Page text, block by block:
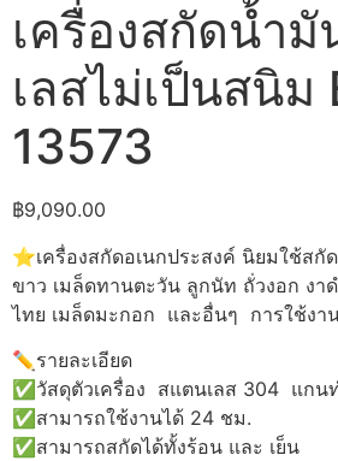
เครื่องสกัดน้ำ
เลสไม่เป็นสนิม
13573
฿9,090.00
⭐เครื่องสกัดอเนกประสงค์ นิยมใช้สกั
ขาว เมล็ดทานตะวัน ลูกนัท ถั่วงอก งา
ไทย เมล็ดมะกอก และอื่นๆ การใช้งา
✏️รายละเอียด
✅วัสดุตัวเครื่อง สแตนเลส 304 แกน
✅สามารถใช้งานได้ 24 ชม.
✅สามารถสกัดได้ทั้งร้อน และ เย็น